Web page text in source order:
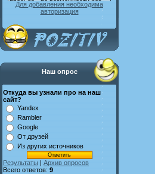
Для добавления необходима
авторизация
Наш опрос
Откуда вы узнали про на наш
сайт?
Yandex
Rambler
Google
От друзей
Из других источников
Результаты | Архив опросов
Всего ответов: 9